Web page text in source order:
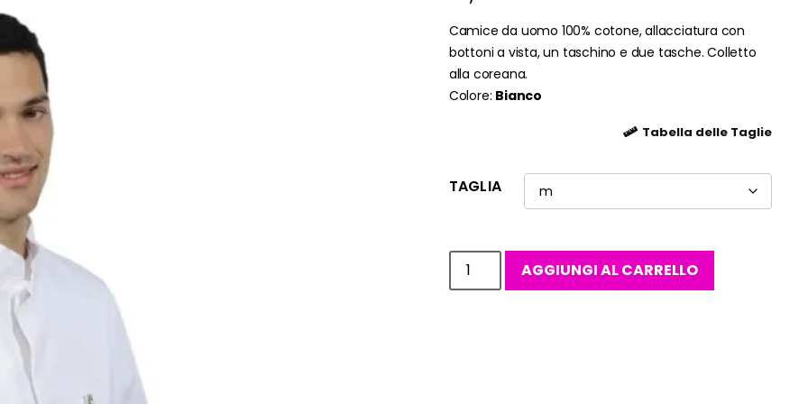
Camice da uomo 100% cotone, allacciatura con
bottoni a vista, un taschino e due tasche. Colletto
alla coreana.
Colore: Bianco
Tabella delle Taglie
TAGLIA
AGGIUNGI AL CARRELLO